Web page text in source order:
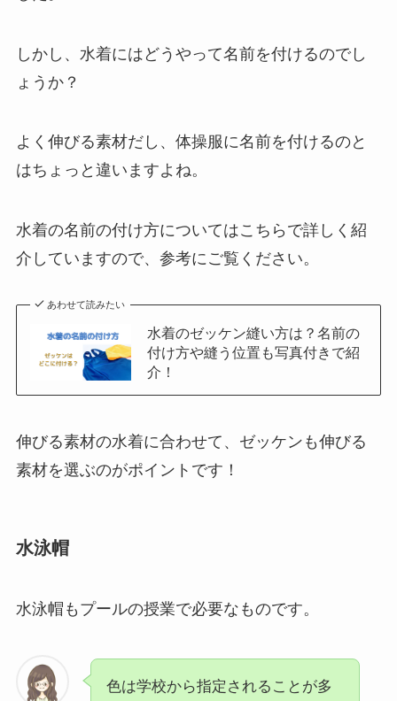
しかし、水着にはどうやって名前を付けるのでし
ょうか？
よく伸びる素材だし、体操服に名前を付けるのと
はちょっと違いますよね。
水着の名前の付け方についてはこちらで詳しく紹
介していますので、参考にご覧ください。
あわせて読みたい
水着のゼッケン縫い方は？名前の
付け方や縫う位置も写真付きで紹
介！
伸びる素材の水着に合わせて、ゼッケンも伸びる
素材を選ぶのがポイントです！
水泳帽
水泳帽もプールの授業で必要なものです。
色は学校から指定されることが多